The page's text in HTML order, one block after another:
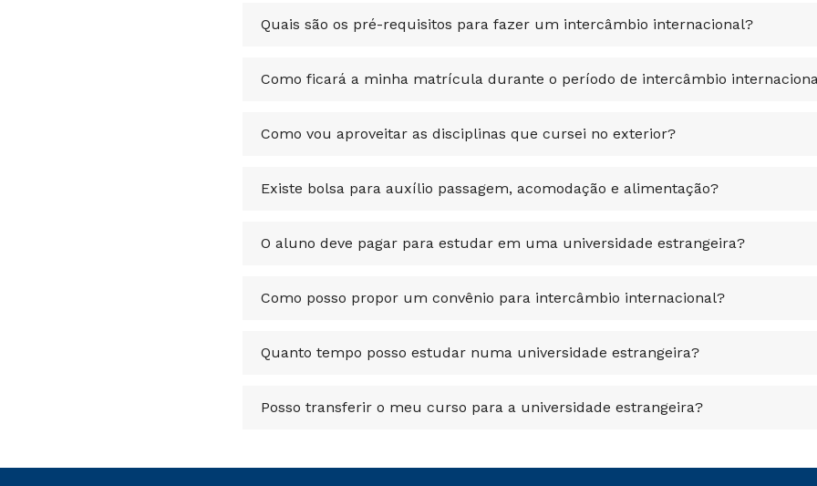
Quais são os pré-requisitos para fazer um intercâmbio internacional?
Como ficará a minha matrícula durante o período de intercâmbio
Como vou aproveitar as disciplinas que cursei no exterior?
Existe bolsa para auxílio passagem, acomodação e alimentação?
O aluno deve pagar para estudar em uma universidade estrangeira?
Como posso propor um convênio para intercâmbio internacional?
Quanto tempo posso estudar numa universidade estrangeira?
Posso transferir o meu curso para a universidade estrangeira?